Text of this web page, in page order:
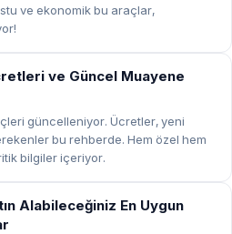
ve ekonomik bu araçlar,
ve Güncel Muayene
güncelleniyor. Ücretler, yeni
bu rehberde. Hem özel hem
bilgiler içeriyor.
Alabileceğiniz En Uygun